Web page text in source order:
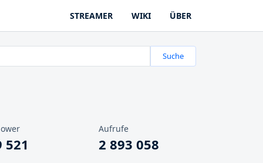
STREAMER WIKI ÜBER
Suche
521
Aufrufe
2 893 058